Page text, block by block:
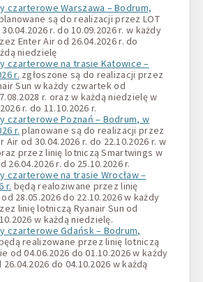
czarterowe Warszawa – Bodrum,
są do realizacji przez LOT
r. do 10.09.2026 r. w każdy
Enter Air od 26.04.2026 r. do
niedzielę
czarterowe na trasie Katowice –
r. zgłoszone są do realizacji przez
Sun w każdy czwartek od
r. oraz w każdą niedzielę w
r. do 11.10.2026 r.
czarterowe Poznań – Bodrum, w
r. planowane są do realizacji przez
Air od 30.04.2026 r. do 22.10.2026 r. w
przez linię lotniczą Smartwings w
26.04.2026 r. do 25.10.2026 r.
czarterowe na trasie Wrocław –
r. będą realoziwane przez linię
28.05.2026 do 22.10.2026 w każdy
linię lotniczą Ryanair Sun od
w każdą niedzielę.
czarterowe Gdańsk – Bodrum,
realizowane przez linię lotniczą
od 04.06.2026 do 01.10.2026 w każdy
do 04.10.2026 w każdą